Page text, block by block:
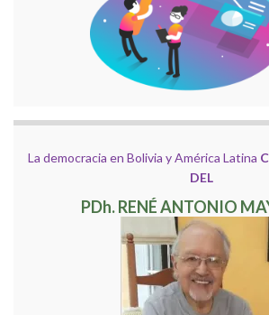
La democracia en Bolivia y América Latina
DEL
PDh. RENÉ ANTONIO